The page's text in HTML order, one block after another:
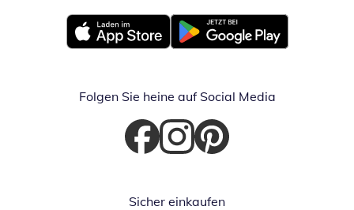
Öffnet in neuem FensterÖffnet in neuem Fenster
Folgen Sie heine auf Social Media
Öffnet in neuem Fenster
Öffnet in neuem Fenster
Öffnet in neuem Fenster
Sicher einkaufen